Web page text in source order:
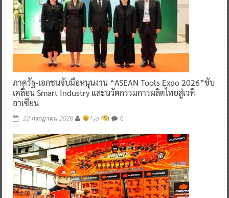
ภาครัฐ-เอกชนจับมือหนุนงาน “ASEAN Tools Expo 2026”ขับ
เคลื่อน Smart Industry และนวัตกรรมการผลิตไทยสู่เวที
อาเซียน
22 กรกฎาคม 2026 ^ jo ^ 0